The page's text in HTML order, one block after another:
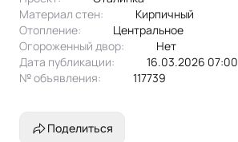
Материал стен:
Кирпичный
Отопление:
центральное
Огороженный двор:
Нет
Дата публикации:
16.03.2026 07:00
№ объявления:
117739
Поделиться